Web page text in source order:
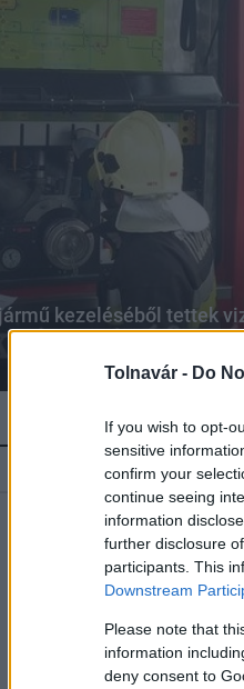
Tolnavár - Do
If you wish to opt-
sensitive
confirm your
continue seeing
information
further disclosure
participants. This
Downstream
Please note that
information
deny consent to
kezeléséből tettek